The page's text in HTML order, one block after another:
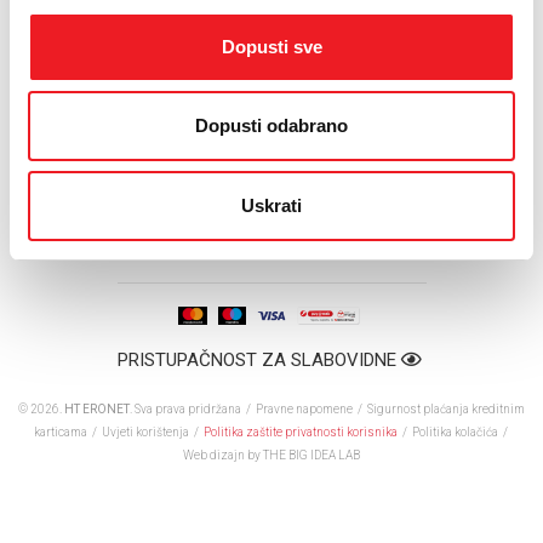
Dopusti sve
Dopusti odabrano
Uskrati
Napominjemo da je Crveni križ Federacije Bosne i
Hercegovine u suradnji s HT Eronetom otvorio
humanitarni broj za prikupljanje sredstava za nastradale.
PRISTUPAČNOST ZA SLABOVIDNE
© 2026. HT ERONET . Sva prava pridržana / Pravne napomene / Sigurnost plaćanja kreditnim
karticama / Uvjeti korištenja / Politika zaštite privatnosti korisnika / Politika kolačića /
Web dizajn by THE BIG IDEA LAB